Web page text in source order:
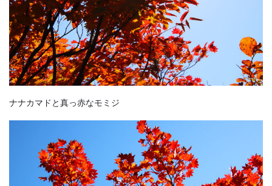
ナナカマドと真っ赤なモミジ